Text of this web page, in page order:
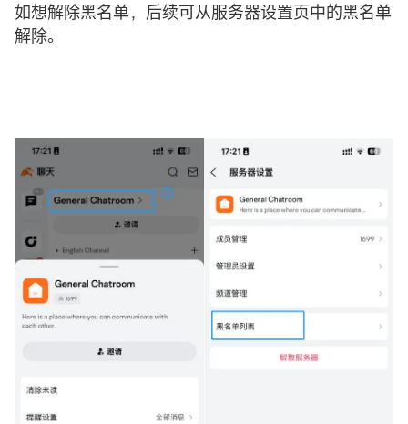
如想解除黑名单，后续可从服务器设置页中的黑名单
解除。